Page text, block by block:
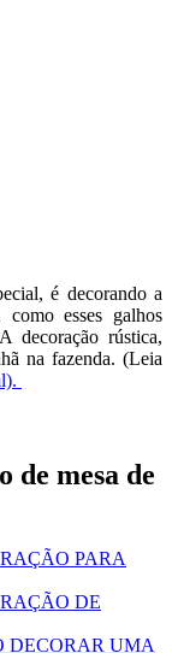
é decorando a
como esses galhos
decoração rústica,
na fazenda. (Leia
de mesa de
PARA
DE
DECORAR UMA